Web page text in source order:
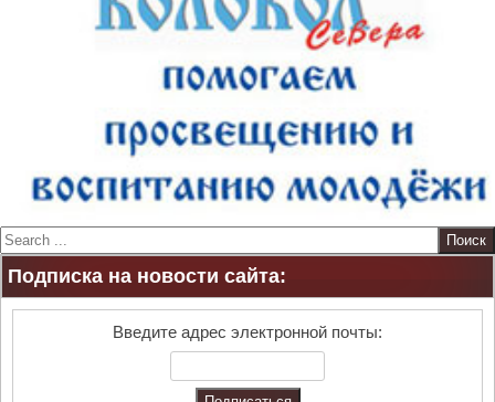
S
e
r
Подписка на новости сайта:
Введите адрес электронной почты: